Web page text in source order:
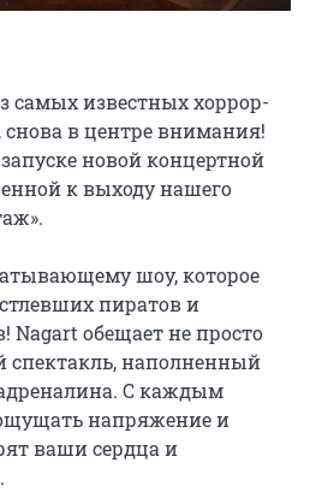
самых известных хоррор-
в центре внимания!
новой концертной
к выходу нашего
шоу, которое
пиратов и
Nagart обещает не просто
спектакль, наполненный
С каждым
напряжение и
ваши сердца и